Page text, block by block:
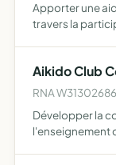
Apporter une
travers la
Aikido Club
RNA
Développer la
l'enseignement